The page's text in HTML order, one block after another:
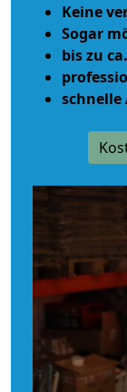
Keine
Sogar
bis zu